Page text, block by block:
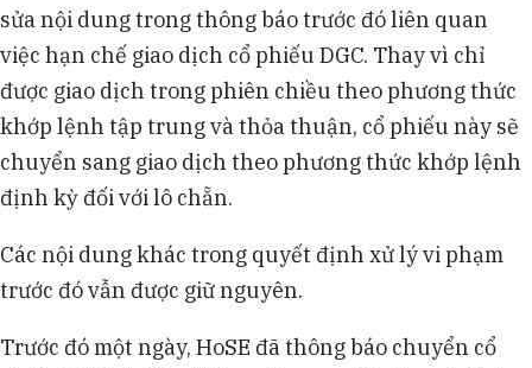
sửa nội dung trong thông báo trước đó liên quan
việc hạn chế giao dịch cổ phiếu DGC. Thay vì chỉ
được giao dịch trong phiên chiều theo phương thức
khớp lệnh tập trung và thỏa thuận, cổ phiếu này sẽ
chuyển sang giao dịch theo phương thức khớp lệnh
định kỳ đối với lô chẵn.
Các nội dung khác trong quyết định xử lý vi phạm
trước đó vẫn được giữ nguyên.
Trước đó một ngày, HoSE đã thông báo chuyển cổ